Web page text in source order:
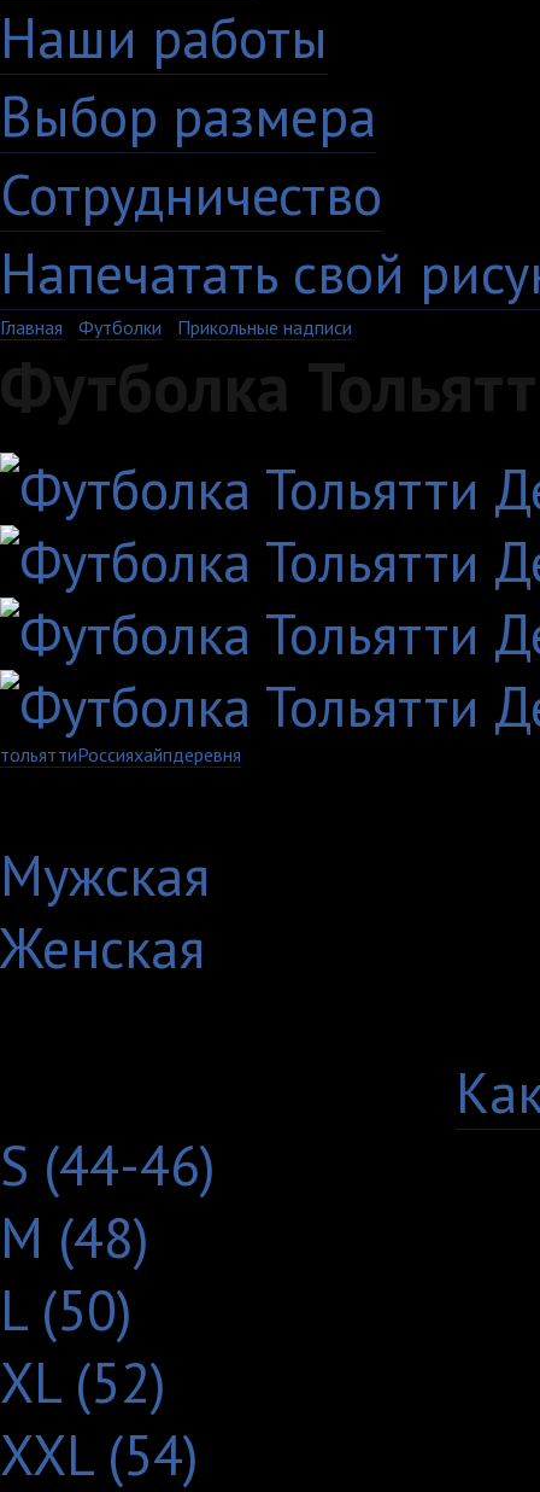
Наши работы
Выбор размера
Сотрудничество
Напечатать свой
Главная Футболки Прикольные надписи
Футболка
тольяттиРоссияхайпдеревня
Мужская
Женская
S (44-46)
M (48)
L (50)
XL (52)
XXL (54)